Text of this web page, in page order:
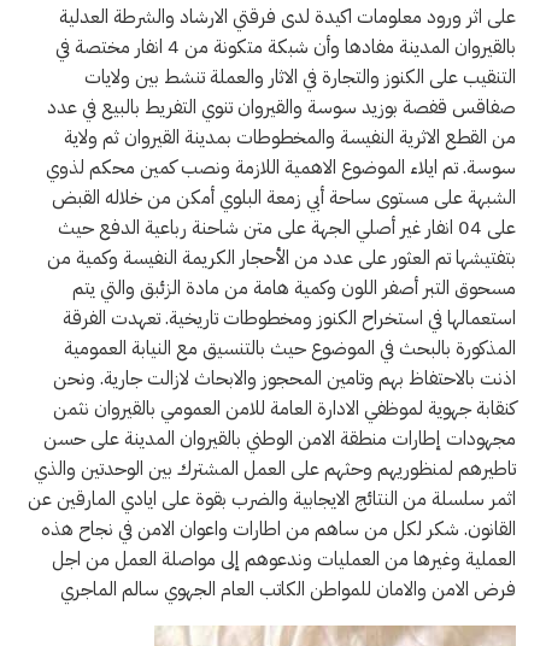
على اثر ورود معلومات اكيدة لدى فرقتي الارشاد والشرطة العدلية
بالقيروان المدينة مفادها وأن شبكة متكونة من 4 انفار مختصة في
التنقيب على الكنوز والتجارة في الاثار والعملة تنشط بين ولايات
صفاقس قفصة بوزيد سوسة والقيروان تنوي التفريط بالبيع في عدد
من القطع الاثرية النفيسة والمخطوطات بمدينة القيروان ثم ولاية
سوسة. تم ايلاء الموضوع الاهمية اللازمة ونصب كمين محكم لذوي
الشبهة على مستوى ساحة أبي زمعة البلوي أمكن من خلاله القبض
على 04 انفار غير أصلي الجهة على متن شاحنة رباعية الدفع حيث
بتفتيشها تم العثور على عدد من الأحجار الكريمة النفيسة وكمية من
مسحوق التبر أصفر اللون وكمية هامة من مادة الزئبق والتي يتم
استعمالها في استخراح الكنوز ومخطوطات تاريخية. تعهدت الفرقة
المذكورة بالبحث في الموضوع حيث بالتنسيق مع النيابة العمومية
اذنت بالاحتفاظ بهم وتامين المحجوز والابحاث لازالت جارية. ونحن
كنقابة جهوية لموظفي الادارة العامة للامن العمومي بالقيروان نثمن
مجهودات إطارات منطقة الامن الوطني بالقيروان المدينة على حسن
تاطيرهم لمنظوريهم وحثهم على العمل المشترك بين الوحدتين والذي
اثمر سلسلة من النتائج الايجابية والضرب بقوة على ايادي المارقين عن
القانون. شكر لكل من ساهم من اطارات واعوان الامن في نجاح هذه
العملية وغيرها من العمليات وندعوهم إلى مواصلة العمل من اجل
فرض الامن والامان للمواطن الكاتب العام الجهوي سالم الماجري